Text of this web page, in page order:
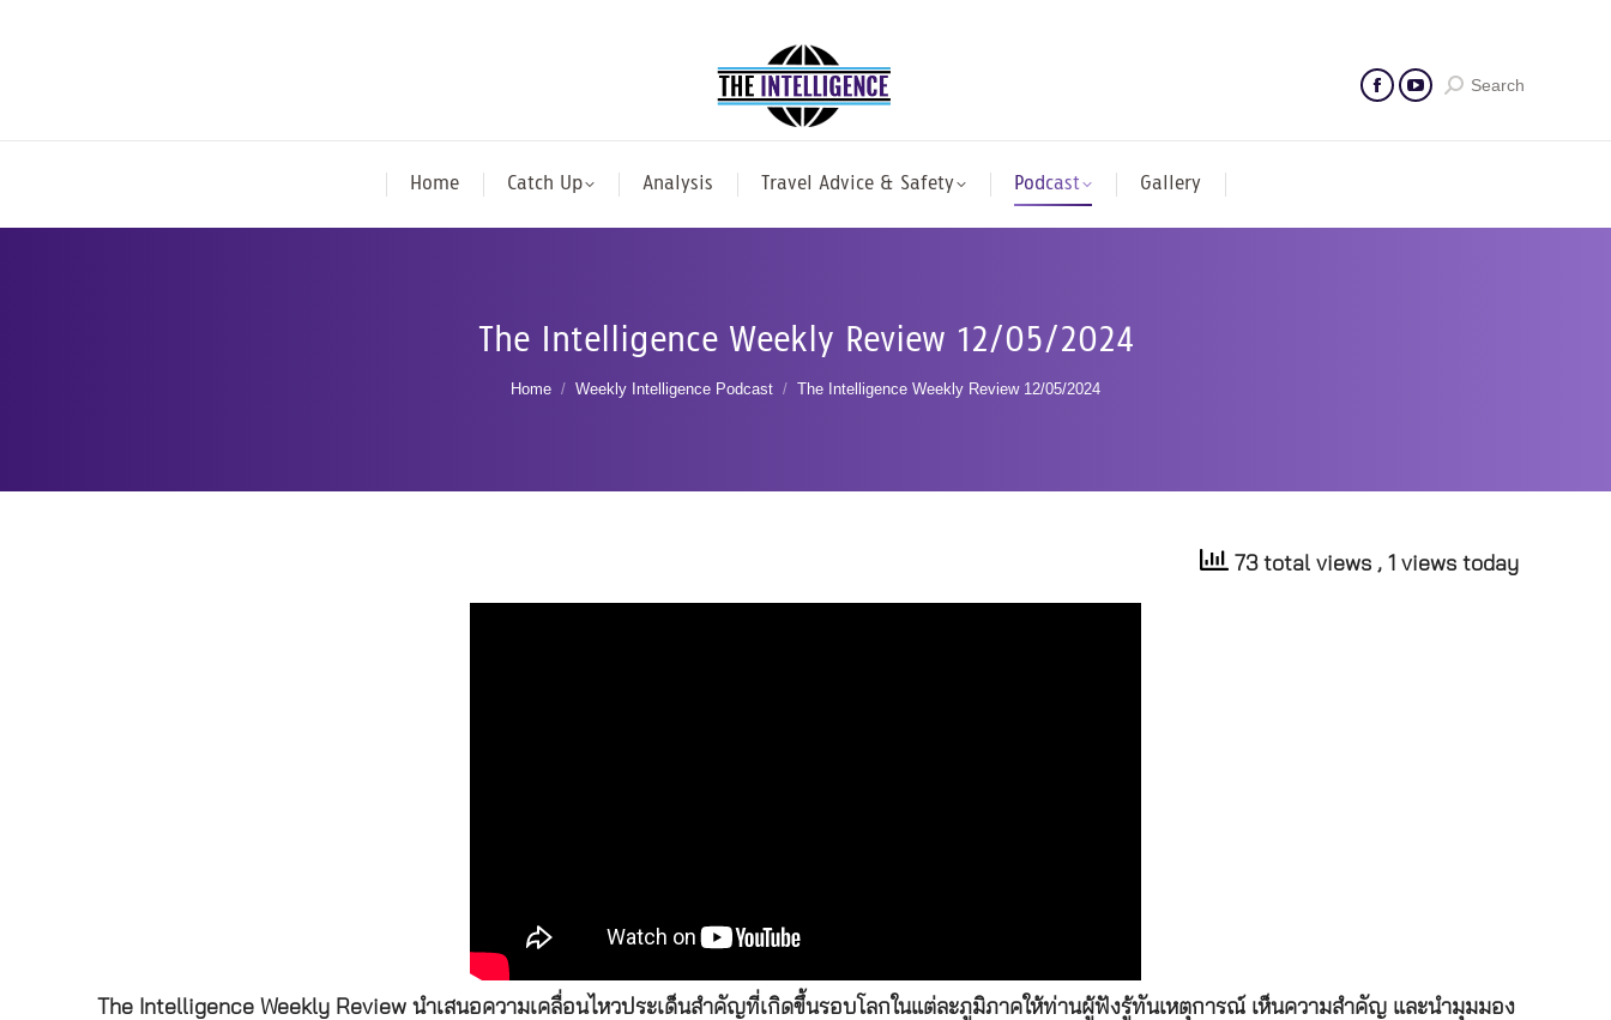
Search
Home Catch Up Analysis Travel Advice & Safety Podcast Gallery
The Intelligence Weekly Review 12/05/2024
You are here:
Home Weekly Intelligence Podcast The Intelligence Weekly Review 12/05/2024
73 total views , 1 views today
The Intelligence Weekly Review นำเสนอความเคลื่อนไหวประเด็นสำคัญที่เกิดขึ้นรอบโลกในแต่ละภูมิภาคให้ท่านผู้ฟังรู้ทันเหตุการณ์ เห็นความสำคัญ และนำมุมมอง